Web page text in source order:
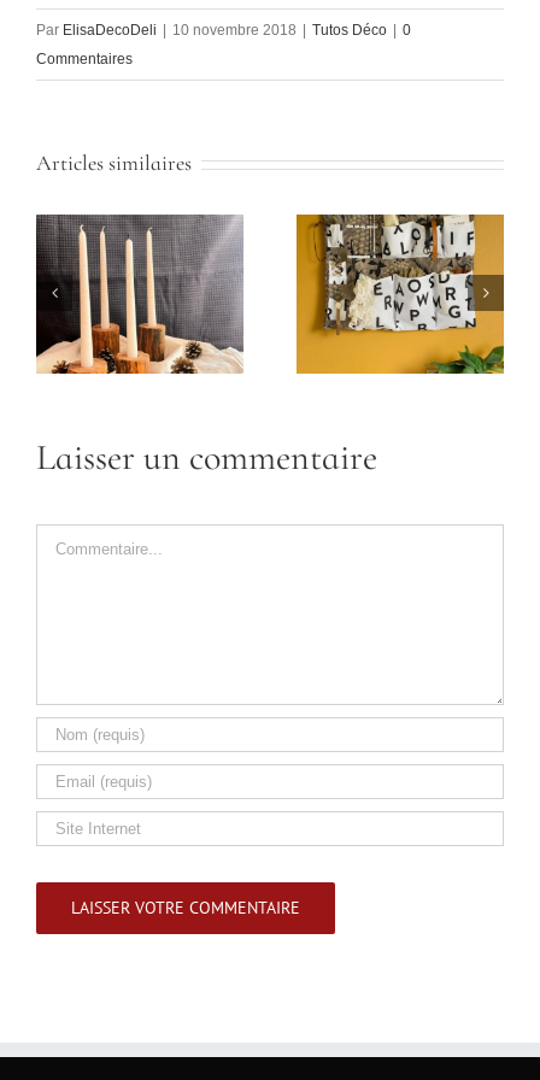
Par ElisaDecoDeli 10 novembre 2018 Tutos Déco
0
Commentaires
Articles similaires
Laisser un commentaire
Commentaire